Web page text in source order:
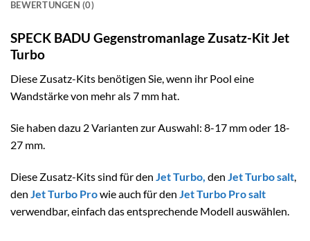
BEWERTUNGEN (0)
SPECK BADU Gegenstromanlage Zusatz-Kit Jet
Turbo
Diese Zusatz-Kits benötigen Sie, wenn ihr Pool eine
Wandstärke von mehr als 7 mm hat.
Sie haben dazu 2 Varianten zur Auswahl: 8-17 mm oder 18-
27 mm.
Diese Zusatz-Kits sind für den Jet Turbo den Jet Turbo salt
den Jet Turbo Prowie auch für den Jet Turbo Pro salt
verwendbar, einfach das entsprechende Modell auswählen.